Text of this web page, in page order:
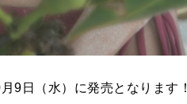
9日（水）に発売となります！